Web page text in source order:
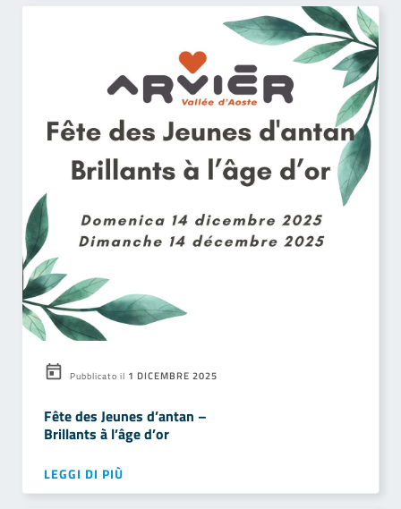
Pubblicato il 1 DICEMBRE 2025
Fête des Jeunes d’antan –
Brillants à l’âge d’or
LEGGI DI PIÙ